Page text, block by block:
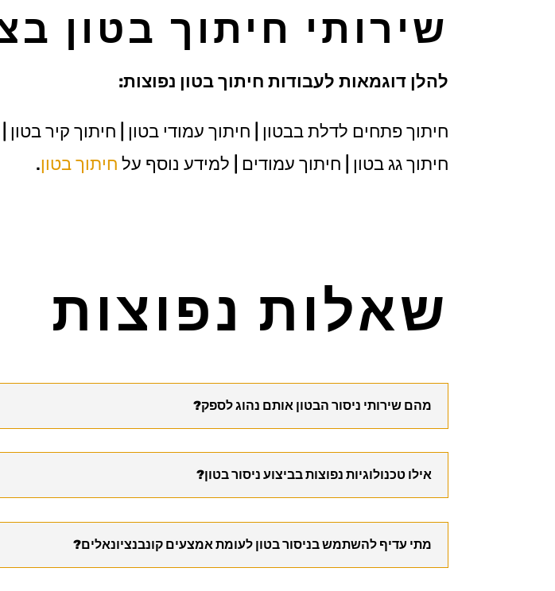
שירותי חיתוך בטון
להלן דוגמאות לעבודות חיתוך בטון נפוצות:
חיתוך פתחים לדלת בבטון | חיתוך עמודי בטון | חיתוך קיר בטון
חיתוך גג בטון | חיתוך עמודים | למידע נוסף על חיתוך בטון.
שאלות נפוצות
מהם שירותי ניסור הבטון אותם נהוג לספק?
אילו טכנולוגיות נפוצות בביצוע ניסור בטון?
מתי עדיף להשתמש בניסור בטון לעומת אמצעים קונבנציונאלים?